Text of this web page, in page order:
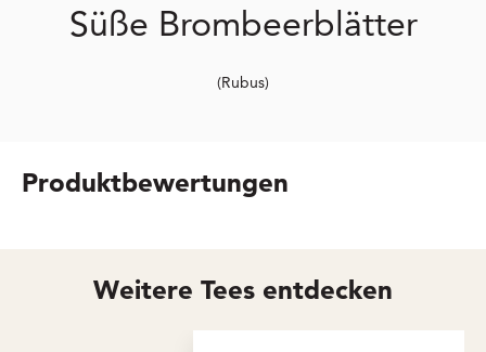
Süße Brombeerblätter
(Rubus)
Produktbewertungen
Weitere Tees entdecken